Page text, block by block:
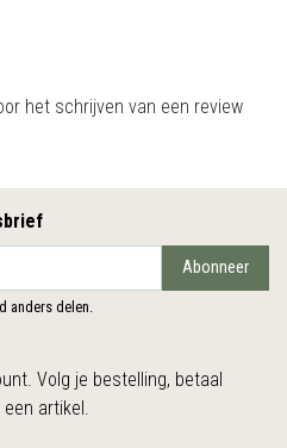
het schrijven van een review
Abonneer
anders delen.
Volg je bestelling, betaal
artikel.